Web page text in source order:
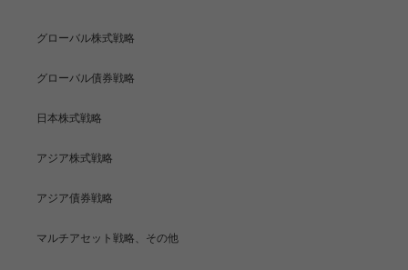
グローバル株式戦略
グローバル債券戦略
日本株式戦略
アジア株式戦略
アジア債券戦略
マルチアセット戦略、その他